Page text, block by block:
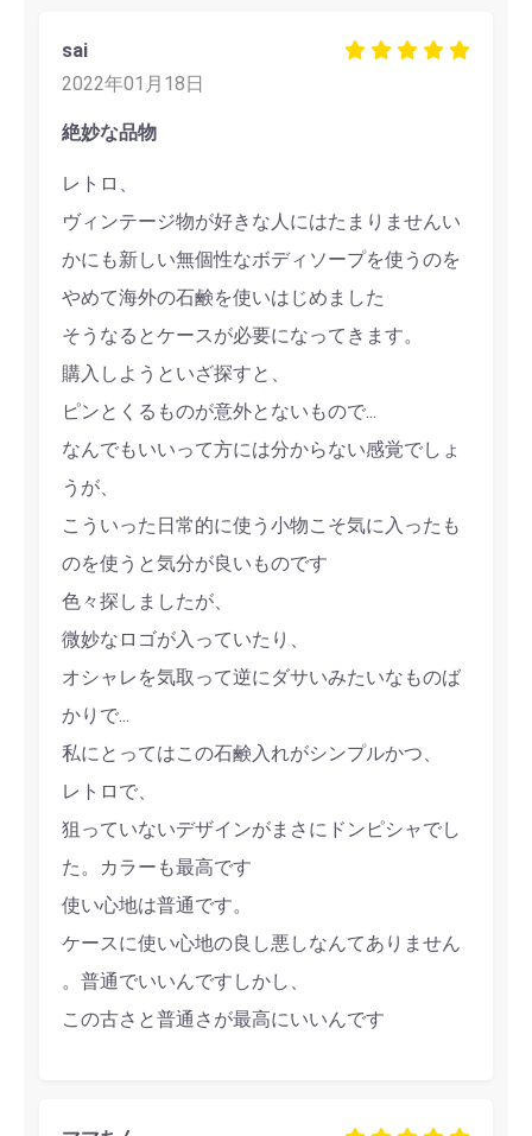
sai
2022年01月18日
絶妙な品物
レトロ、
ヴィンテージ物が好きな人にはたまりませんい
かにも新しい無個性なボディソープを使うのを
やめて海外の石鹸を使いはじめました
そうなるとケースが必要になってきます。
購入しようといざ探すと、
ピンとくるものが意外とないもので...
なんでもいいって方には分からない感覚でしょ
うが、
こういった日常的に使う小物こそ気に入ったも
のを使うと気分が良いものです
色々探しましたが、
微妙なロゴが入っていたり、
オシャレを気取って逆にダサいみたいなものば
かりで...
私にとってはこの石鹸入れがシンプルかつ、
レトロで、
狙っていないデザインがまさにドンピシャでし
た。カラーも最高です
使い心地は普通です。
ケースに使い心地の良し悪しなんてありません
。普通でいいんですしかし、
この古さと普通さが最高にいいんです